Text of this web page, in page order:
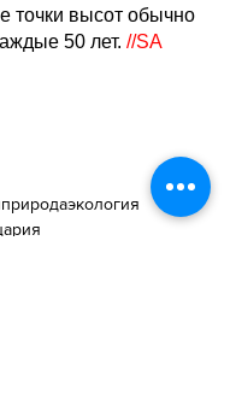
точки высот обычно
50 лет. //SA
природаэкология